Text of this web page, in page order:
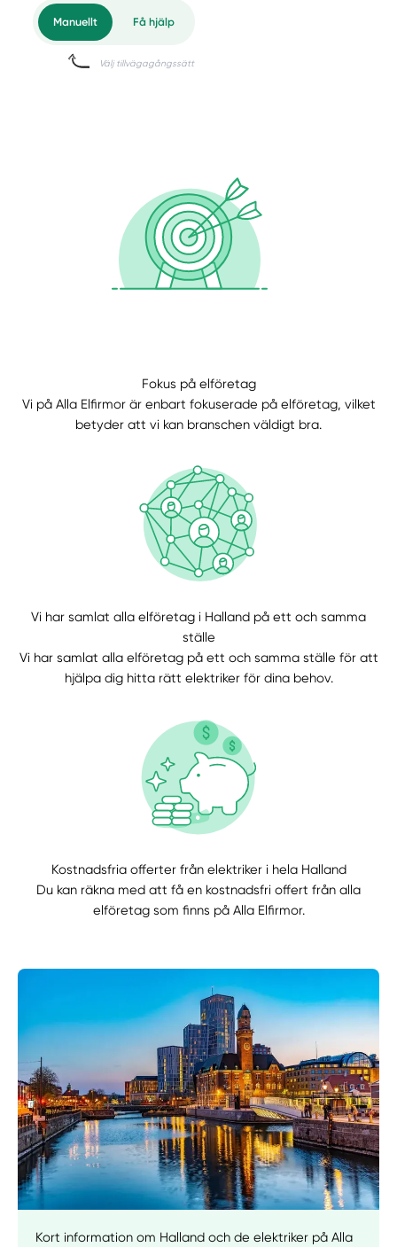
Få hjälp
Välj tillvägagångssätt
Fokus på elföretag
Vi på Alla Elfirmor är enbart fokuserade på elföretag, vilket
betyder att vi kan branschen väldigt bra.
Vi har samlat alla elföretag i Halland på ett och samma
ställe
Vi har samlat alla elföretag på ett och samma ställe för att
hjälpa dig hitta rätt elektriker för dina behov.
Kostnadsfria offerter från elektriker i hela Halland
Du kan räkna med att få en kostnadsfri offert från alla
elföretag som finns på Alla Elfirmor.
Kort information om Halland och de elektriker på Alla